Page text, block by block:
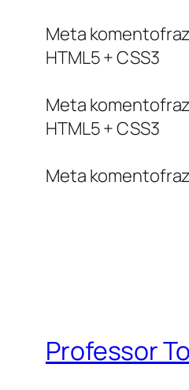
Meta
HTML5 + CSS3
Meta
HTML5 + CSS3
Meta
Professor